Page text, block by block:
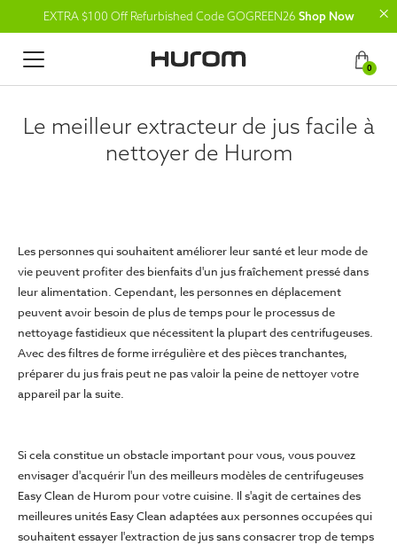
EXTRA $100 Off Refurbished Code GOGREEN26 Shop Now
0
Le meilleur extracteur de jus facile à
nettoyer de Hurom
Les personnes qui souhaitent améliorer leur santé et leur mode de
vie peuvent profiter des bienfaits d'un jus fraîchement pressé dans
leur alimentation. Cependant, les personnes en déplacement
peuvent avoir besoin de plus de temps pour le processus de
nettoyage fastidieux que nécessitent la plupart des centrifugeuses.
Avec des filtres de forme irrégulière et des pièces tranchantes,
préparer du jus frais peut ne pas valoir la peine de nettoyer votre
appareil par la suite.
Si cela constitue un obstacle important pour vous, vous pouvez
envisager d'acquérir l'un des meilleurs modèles de centrifugeuses
Easy Clean de Hurom pour votre cuisine. Il s'agit de certaines des
meilleures unités Easy Clean adaptées aux personnes occupées qui
souhaitent essayer l'extraction de jus sans consacrer trop de temps